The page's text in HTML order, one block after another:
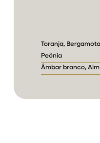
Toranja, Bergamota
Peónia
Âmbar branco,